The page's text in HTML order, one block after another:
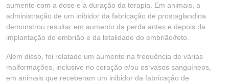
aumente com a dose e a duração da terapia. Em animais, a
administração de um inibidor da fabricação de prostaglandina
demonstrou resultar em aumento da perda antes e depois da
implantação do embrião e da letalidade do embrião/feto.
Além disso, foi relatado um aumento na frequência de várias
malformações, inclusive no coração e/ou os vasos sanguíneos,
em animais que receberam um inibidor da fabricação de